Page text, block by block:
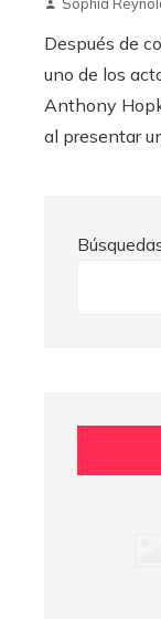
Después de
uno de los
Anthony
al presentar